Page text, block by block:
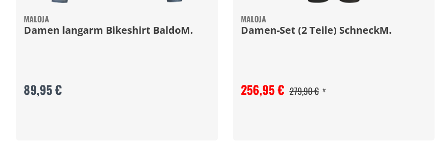
MALOJA
Damen langarm Bikeshirt BaldoM.
89,95 €
MALOJA
Damen-Set (2 Teile) SchneckM.
256,95 € 279,90 € #